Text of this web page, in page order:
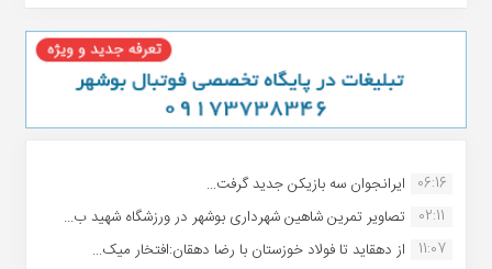
06:16 ایرانجوان سه بازیکن جدید گرفت...
02:11
تصاویر تمرین شاهین شهردارى بوشهر در ورزشگاه شهید ب...
11:07
از دهقاید تا فولاد خوزستان با رضا دهقان:افتخار میک...